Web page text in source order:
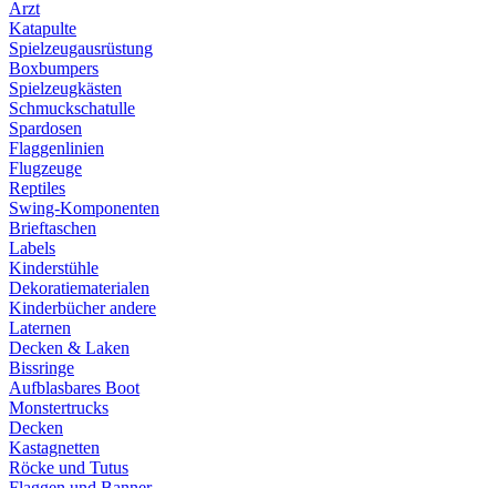
Arzt
Katapulte
Spielzeugausrüstung
Boxbumpers
Spielzeugkästen
Schmuckschatulle
Spardosen
Flaggenlinien
Flugzeuge
Reptiles
Swing-Komponenten
Brieftaschen
Labels
Kinderstühle
Dekoratiematerialen
Kinderbücher andere
Laternen
Decken & Laken
Bissringe
Aufblasbares Boot
Monstertrucks
Decken
Kastagnetten
Röcke und Tutus